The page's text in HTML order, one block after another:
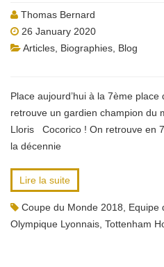
Thomas Bernard
26 January 2020
Articles Biographies Blog
Place aujourd’hui à la 7ème place
retrouve un gardien champion
Lloris Cocorico ! On retrouve en
la décennie
Lire la suite
Coupe du Monde 2018 Equipe
Olympique Lyonnais Tottenham